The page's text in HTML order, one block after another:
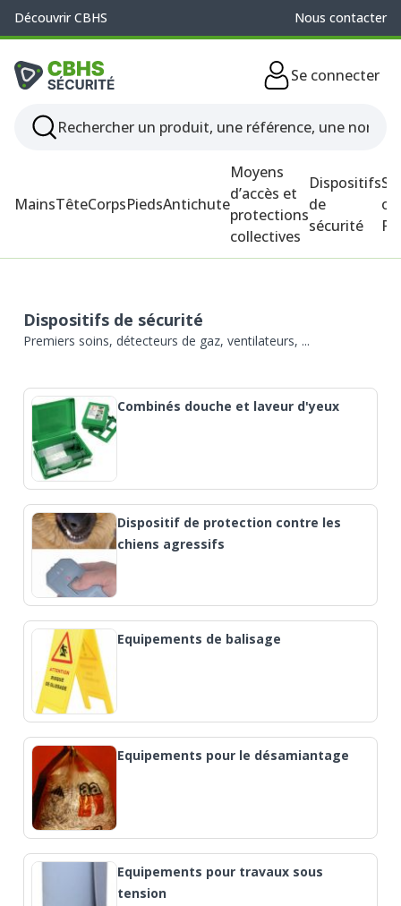
Découvrir CBHS Nous contacter
Se connecter
MainsTêteCorpsPiedsAntichute
Moyens
d’accès et
protections
collectives
Dispositifs
de
sécurité
Dispositifs de sécurité
Premiers soins, détecteurs de gaz, ventilateurs, ...
Combinés douche et laveur d'yeux
Dispositif de protection contre les
chiens agressifs
Equipements de balisage
Equipements pour le désamiantage
Equipements pour travaux sous
tension